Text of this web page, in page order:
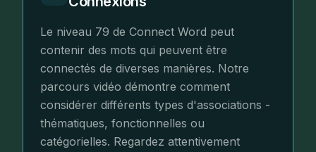
Le niveau 79 de Connect Word peut
contenir des mots qui peuvent être
connectés de diverses manières. Notre
parcours vidéo démontre comment
considérer différents types d'associations -
thématiques, fonctionnelles ou
catégorielles. Regardez attentivement